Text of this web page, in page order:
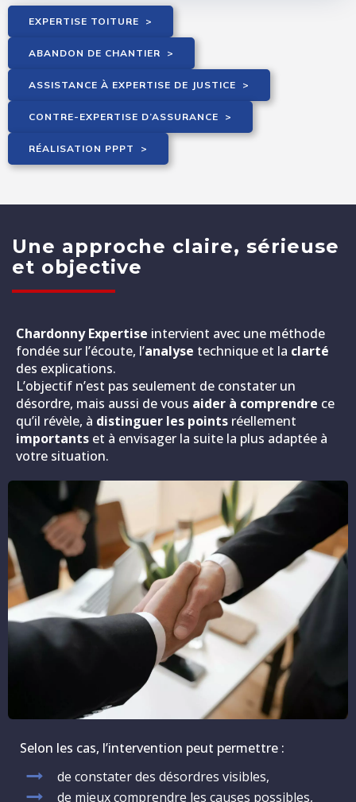
EXPERTISE TOITURE >
ABANDON DE CHANTIER >
ASSISTANCE À EXPERTISE DE JUSTICE >
CONTRE-EXPERTISE D’ASSURANCE >
RÉALISATION PPPT >
Une approche claire, sérieuse
et objective
Chardonny Expertise intervient avec une méthode
fondée sur l’écoute, l’analyse technique et la clarté
des explications.
L’objectif n’est pas seulement de constater un
désordre, mais aussi de vous aider à comprendre ce
qu’il révèle, à distinguer les points réellement
importants et à envisager la suite la plus adaptée à
votre situation.
Selon les cas, l’intervention peut permettre :
de constater des désordres visibles,
de mieux comprendre les causes possibles,